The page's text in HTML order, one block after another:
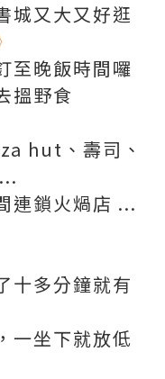
城又大又好逛
至晚飯時間囉
搵野食
hut、壽司、
連鎖火煱店 ...
十多分鐘就有
一坐下就放低